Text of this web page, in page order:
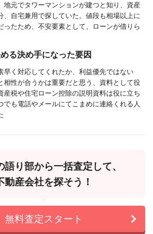
地元でタワーマンションが建つと知り、資産
、自宅兼用で探していた。値段も相場以上に
ったため、不安要素として、ローンが借りら
る決め手になった要因
早く対応してくれたか、利益優先ではない
相性が合うかは重要だと思う、資料として役
産税や住宅ローン控除の説明資料は役に立ち
でも電話やメールにてこまめに連絡くれる人
語り部から一括査定して、
動産会社を探そう！
無料査定スタート